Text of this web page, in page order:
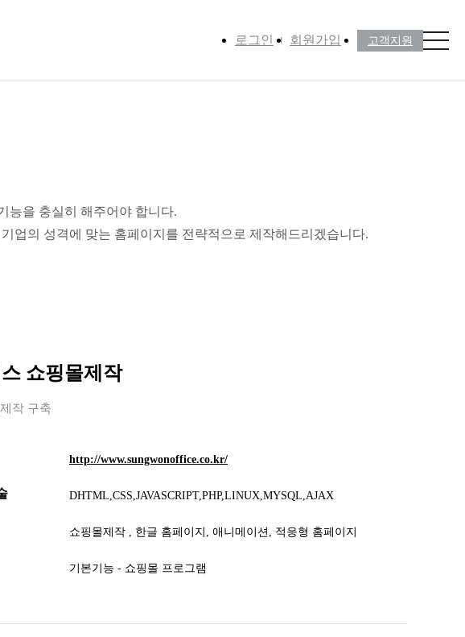
로그인 회원가입 고객지원
능을 충실히 해주어야 합니다.
업의 성격에 맞는 홈페이지를 전략적으로 제작해드리겠습니다.
쇼핑몰제작
작 구축
http://www.sungwonoffice.co.kr/
DHTML,CSS,JAVASCRIPT,PHP,LINUX,MYSQL,AJAX
쇼핑몰제작 , 한글 홈페이지, 애니메이션, 적응형 홈페이지
기본기능 - 쇼핑몰 프로그램